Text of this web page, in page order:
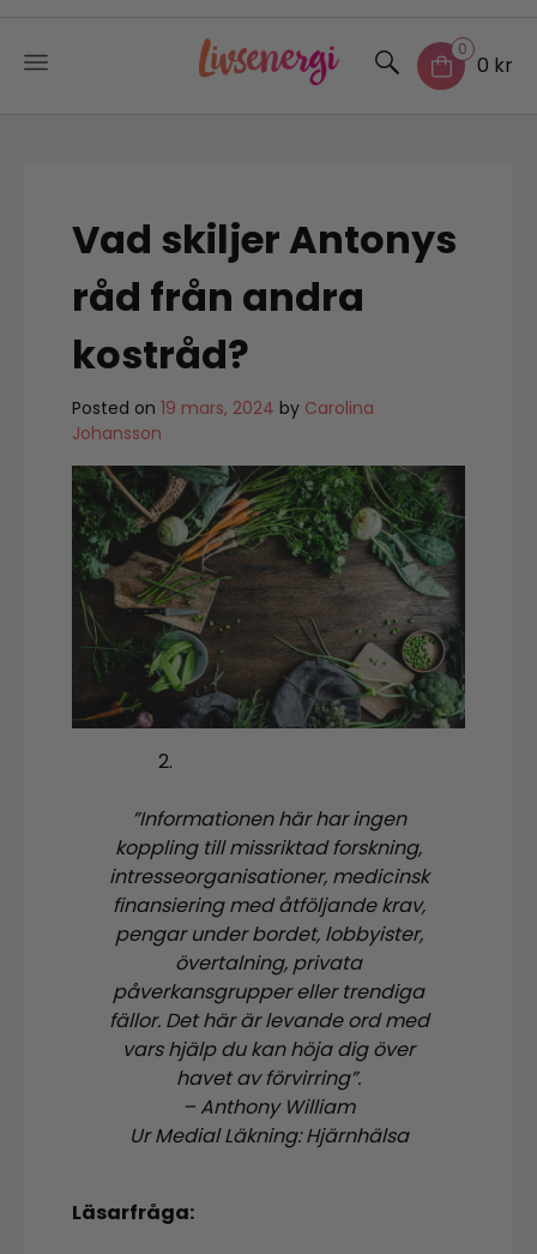
0
0 kr
Vad skiljer Antonys
råd från andra
kostråd?
Posted on 19 mars, 2024 by Carolina
Johansson
”Informationen här har ingen
koppling till missriktad forskning,
intresseorganisationer, medicinsk
finansiering med åtföljande krav,
pengar under bordet, lobbyister,
övertalning, privata
påverkansgrupper eller trendiga
fällor. Det här är levande ord med
vars hjälp du kan höja dig över
havet av förvirring”.
– Anthony William
Ur Medial Läkning: Hjärnhälsa
Läsarfråga: